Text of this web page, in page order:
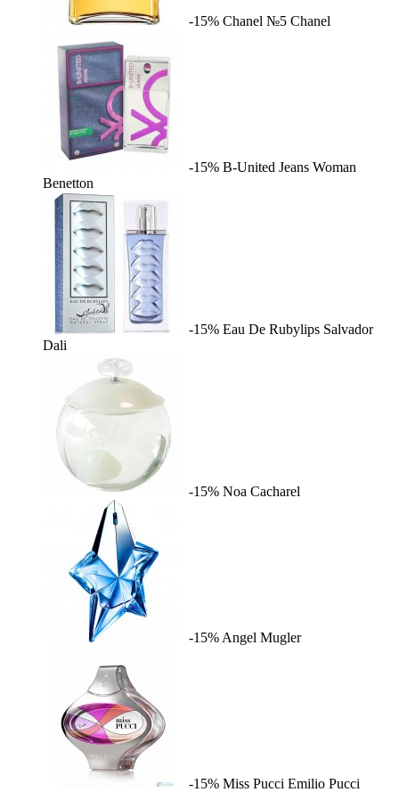
-15% Chanel №5 Chanel
-15% B-United Jeans Woman
Benetton
-15% Eau De Rubylips Salvador
Dali
-15% Noa Cacharel
-15% Angel Mugler
-15% Miss Pucci Emilio Pucci